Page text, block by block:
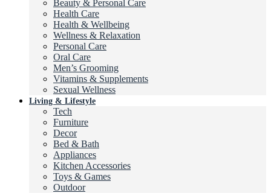
Beauty & Personal Care
Health Care
Health & Wellbeing
Wellness & Relaxation
Personal Care
Oral Care
Men’s Grooming
Vitamins & Supplements
Sexual Wellness
Living & Lifestyle
Tech
Furniture
Decor
Bed & Bath
Appliances
Kitchen Accessories
Toys & Games
Outdoor